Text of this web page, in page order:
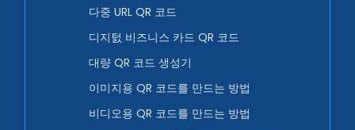
다중 URL QR 코드
디지턼 비즈니스 카드 QR 코드
대량 QR 코드 생성기
이미지용 QR 코드를 만드는 방법
비디오용 QR 코드를 만드는 방법